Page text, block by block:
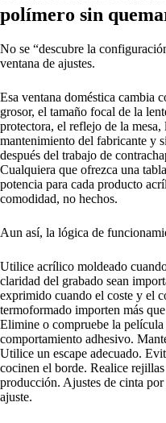
polímero sin
No se “descubre la
ventana de ajustes.
Esa ventana doméstica cambia
grosor, el tamaño focal de la
protectora, el reflejo de la mesa,
mantenimiento del fabricante y
después del trabajo de
Cualquiera que ofrezca una
potencia para cada producto
comodidad, no hechos.
Aun así, la lógica de
Utilice acrílico moldeado
claridad del grabado sean
exprimido cuando el coste y el
termoformado importen más
Elimine o compruebe la
comportamiento adhesivo.
Utilice un escape adecuado.
cocinen el borde. Realice rejillas
producción. Ajustes de cinta
ajuste.